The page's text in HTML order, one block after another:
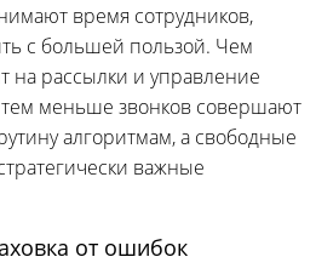
время сотрудников,
с большей пользой. Чем
на рассылки и управление
тем меньше звонков совершают
алгоритмам, а свободные
важные
от ошибок